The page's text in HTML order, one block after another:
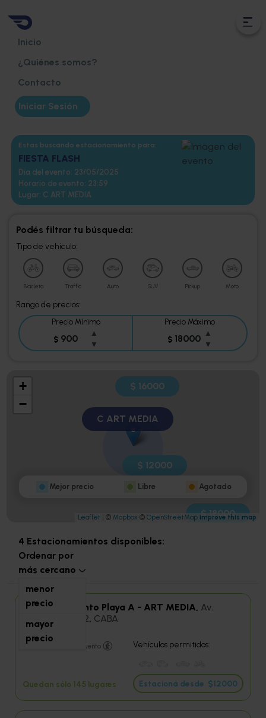
Inicio
¿Quiénes somos?
Contacto
Iniciar Sesión
Estas buscando estacionamiento para:
FIESTA FLASH
Día del evento: 23/05/2025
Horario de evento: 23:59
Lugar: C ART MEDIA
Podés filtrar tu búsqueda:
Tipo de vehículo:
Bicicleta Traffic Auto SUV Pickup Moto
Rango de precios:
Precio Mínimo
$
▲
▼
Precio Máximo
$
▲
▼
Mejor precio Libre Agotado
C ART MEDIA
$ 12000
$ 16000
$ 18000
+
−
Leaflet | © Mapbox © OpenStreetMap Improve this map
4 Estacionamientos disponibles:
Ordenar por
más cercano
menor
precio
mayor
precio
Estacionamiento Playa A - ART MEDIA, Av.
Corrientes 6122 CABA
170 mts / 2 min del evento
Quedan sólo 145 lugares
Vehículos permitidos:
Estacioná desde $12000